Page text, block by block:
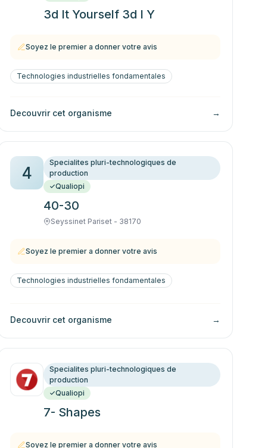
3d It Yourself 3d I Y
Soyez le premier a donner votre avis
Technologies industrielles fondamentales
Decouvrir cet organisme →
4
Specialites pluri-technologiques de
production
Qualiopi
40-30
Seyssinet Pariset - 38170
Soyez le premier a donner votre avis
Technologies industrielles fondamentales
Decouvrir cet organisme →
Specialites pluri-technologiques de
production
Qualiopi
7- Shapes
Soyez le premier a donner votre avis